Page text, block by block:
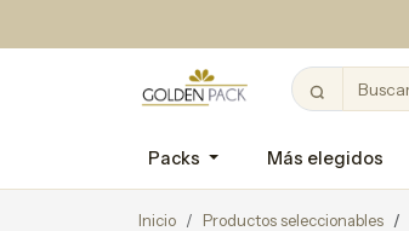
Packs Más elegidos
Inicio Productos seleccionables